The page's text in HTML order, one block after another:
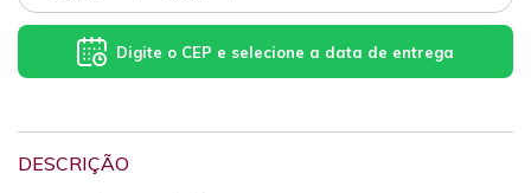
Digite o CEP e selecione a data de entrega
DESCRIÇÃO